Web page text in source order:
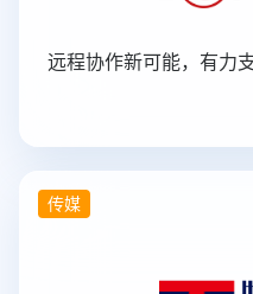
远程协作新可能，有力
传媒